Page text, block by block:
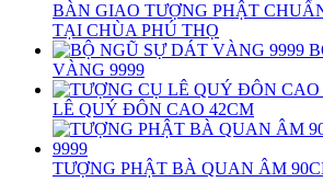
BÀN GIAO TƯỢNG PHẬT
TẠI CHÙA PHÚ THỌ
VÀNG 9999
LÊ QUÝ ĐÔN CAO 42CM
TƯỢNG PHẬT BÀ QUAN ÂM